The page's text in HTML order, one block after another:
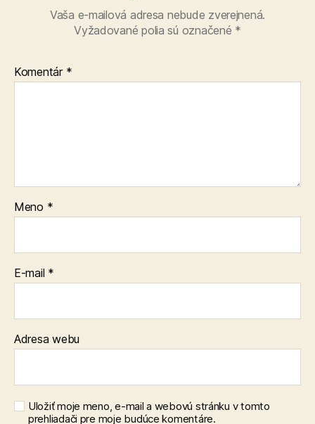
Vaša e-mailová adresa nebude zverejnená.
Vyžadované polia sú označené *
Komentár *
Meno *
E-mail *
Adresa webu
Uložiť moje meno, e-mail a webovú stránku v tomto
prehliadači pre moje budúce komentáre.